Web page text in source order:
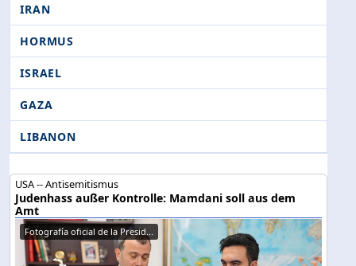
IRAN
HORMUS
ISRAEL
GAZA
LIBANON
USA -- Antisemitismus
Judenhass außer Kontrolle: Mamdani soll aus dem
Amt
Fotografía oficial de la Presid...